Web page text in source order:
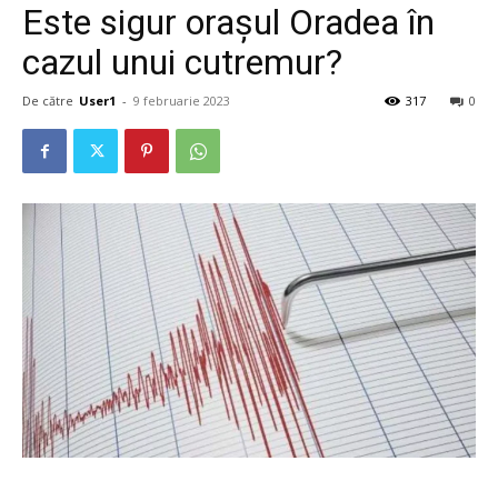
Este sigur orașul Oradea în
cazul unui cutremur?
De către User1 - 9 februarie 2023 0
317